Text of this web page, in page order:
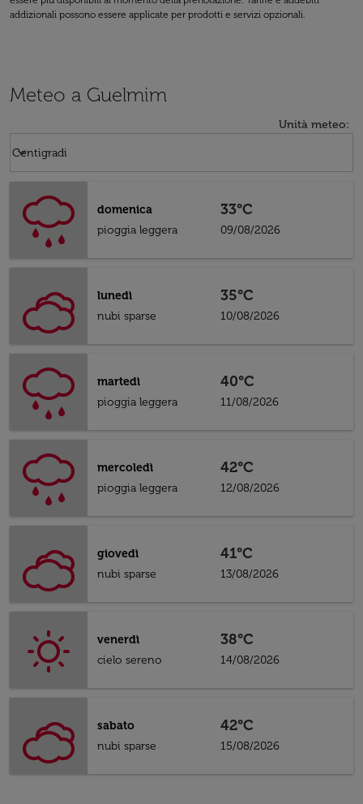
addizionali possono essere applicate per prodotti e servizi opzionali.
Meteo a Guelmim
Unità meteo:
Centigradi
keyboard_arrow_down
domenica
pioggia leggera
33°C
09/08/2026
lunedì
nubi sparse
35°C
10/08/2026
martedì
pioggia leggera
40°C
11/08/2026
mercoledì
pioggia leggera
42°C
12/08/2026
giovedì
nubi sparse
41°C
13/08/2026
venerdì
cielo sereno
38°C
14/08/2026
sabato
nubi sparse
42°C
15/08/2026